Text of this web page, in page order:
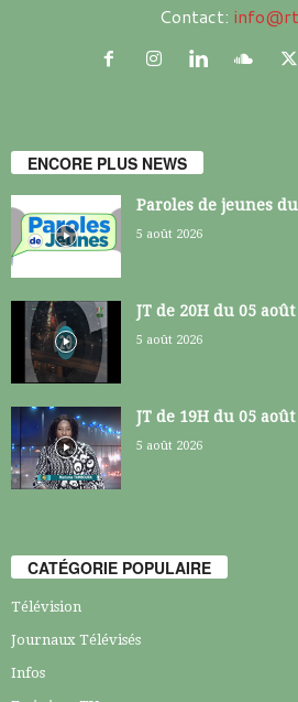
Contact:
ENCORE PLUS NEWS
Paroles de jeunes
5 août 2026
JT de 20H du 05 août
5 août 2026
JT de 19H du 05 août
5 août 2026
CATÉGORIE POPULAIRE
Télévision
Journaux Télévisés
Infos